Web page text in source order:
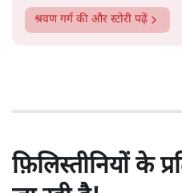
श्रवण गर्ग की और स्टोरी पढ़ें
फ़िलिस्तीनियों के